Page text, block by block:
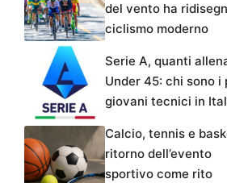
del vento ha
ciclismo moderno
Serie A, quanti
Under 45: chi sono i
giovani tecnici in
Calcio, tennis e
ritorno dell’evento
sportivo come rito